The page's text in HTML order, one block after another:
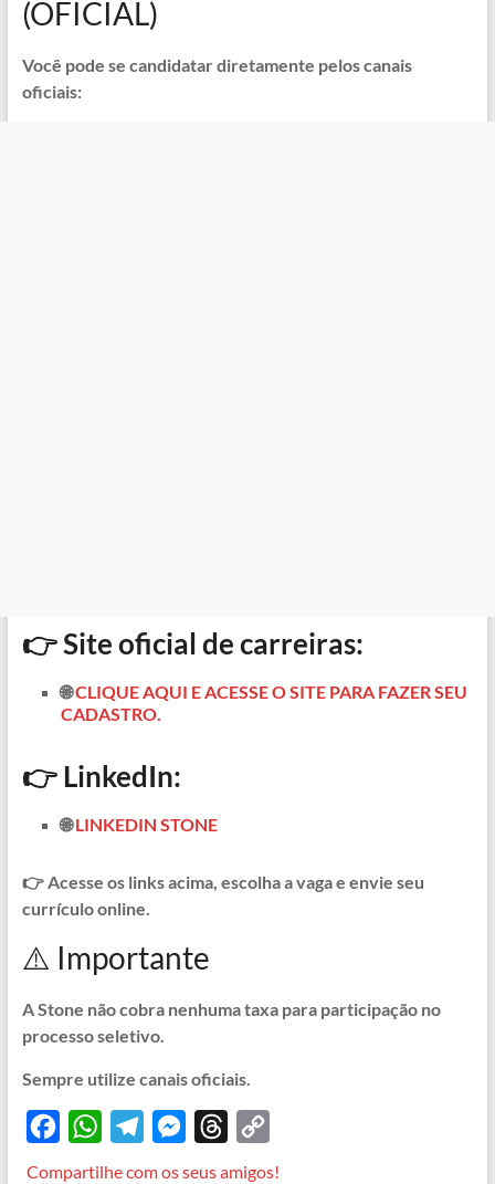
(OFICIAL)
Você pode se candidatar diretamente pelos canais
oficiais:
👉 Site oficial de carreiras:
🌐CLIQUE AQUI E ACESSE O SITE PARA FAZER SEU
CADASTRO.
👉 LinkedIn:
🌐LINKEDIN STONE
👉 Acesse os links acima, escolha a vaga e envie seu
currículo online.
⚠️ Importante
A Stone não cobra nenhuma taxa para participação no
processo seletivo.
Sempre utilize canais oficiais.
W
M
Compartilhe com os seus amigos!